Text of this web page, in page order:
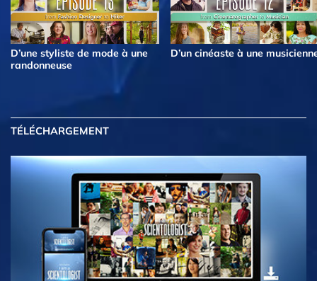
D’une styliste de mode à une
randonneuse
D’un cinéaste à une
TÉLÉCHARGEMENT